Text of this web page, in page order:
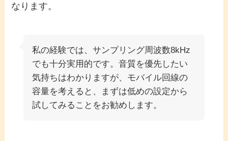
なります。
私の経験では、サンプリング周波数8kHz
でも十分実用的です。音質を優先したい
気持ちはわかりますが、モバイル回線の
容量を考えると、まずは低めの設定から
試してみることをお勧めします。